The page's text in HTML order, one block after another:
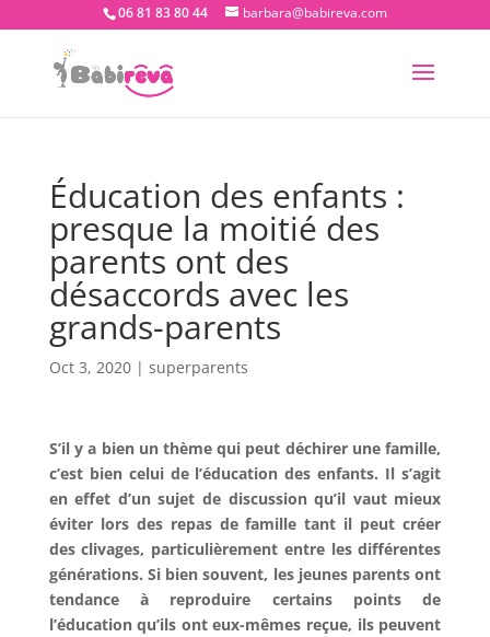
06 81 83 80 44 barbara@babireva.com
Éducation des enfants :
presque la moitié des
parents ont des
désaccords avec les
grands-parents
Oct 3, 2020| superparents
S’il y a bien un thème qui peut déchirer une famille,
c’est bien celui de l’éducation des enfants. Il s’agit
en effet d’un sujet de discussion qu’il vaut mieux
éviter lors des repas de famille tant il peut créer
des clivages, particulièrement entre les différentes
générations. Si bien souvent, les jeunes parents ont
tendance à reproduire certains points de
l’éducation qu’ils ont eux-mêmes reçue, ils peuvent